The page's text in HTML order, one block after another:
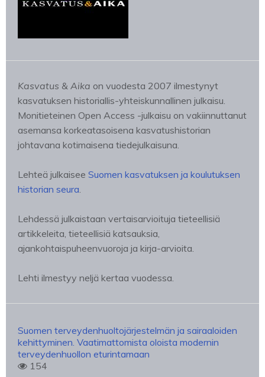
Kasvatus & Aika on vuodesta 2007 ilmestynyt
kasvatuksen historiallis-yhteiskunnallinen julkaisu.
Monitieteinen Open Access -julkaisu on vakiinnuttanut
asemansa korkeatasoisena kasvatushistorian
johtavana kotimaisena tiedejulkaisuna.
Lehteä julkaisee Suomen kasvatuksen ja koulutuksen
historian seura.
Lehdessä julkaistaan vertaisarvioituja tieteellisiä
artikkeleita, tieteellisiä katsauksia,
ajankohtaispuheenvuoroja ja kirja-arvioita.
Lehti ilmestyy neljä kertaa vuodessa.
Suomen terveydenhuoltojärjestelmän ja sairaaloiden
kehittyminen. Vaatimattomista oloista modernin
terveydenhuollon eturintamaan
154